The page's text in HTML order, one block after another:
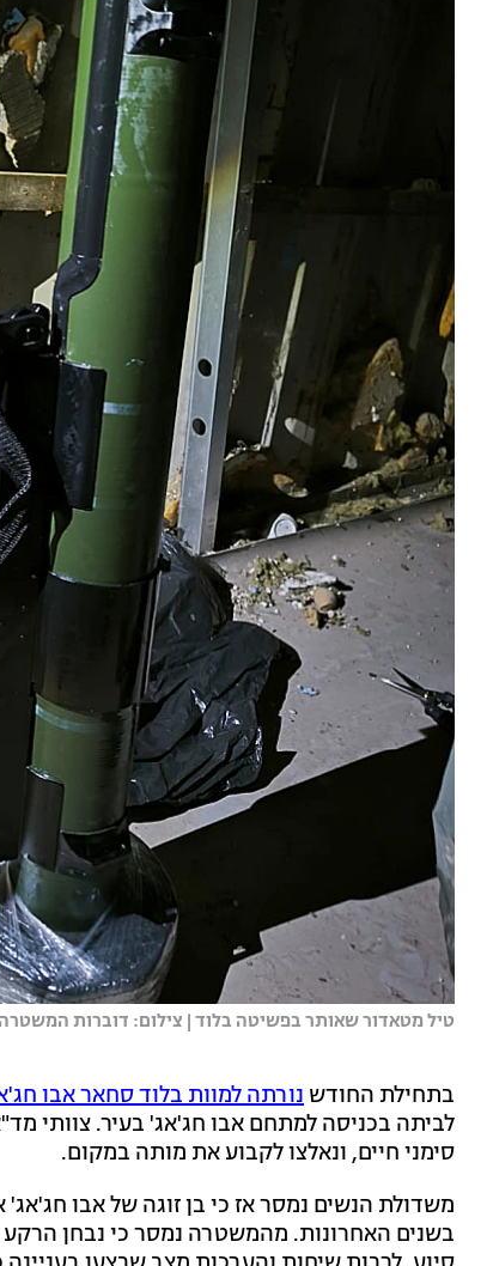
טיל מטאדור שאותר בפשיטה בלוד | צילום: דוברות המשטרה
בתחילת החודש נורתה למוות בלוד סחאר אבו
לביתה בכניסה למתחם אבו חג'אג' בעיר. צוותי
סימני חיים, ונאלצו לקבוע את מותה במקום.
משדולת הנשים נמסר אז כי בן זוגה של אבו
בשנים האחרונות. מהמשטרה נמסר כי נבחן